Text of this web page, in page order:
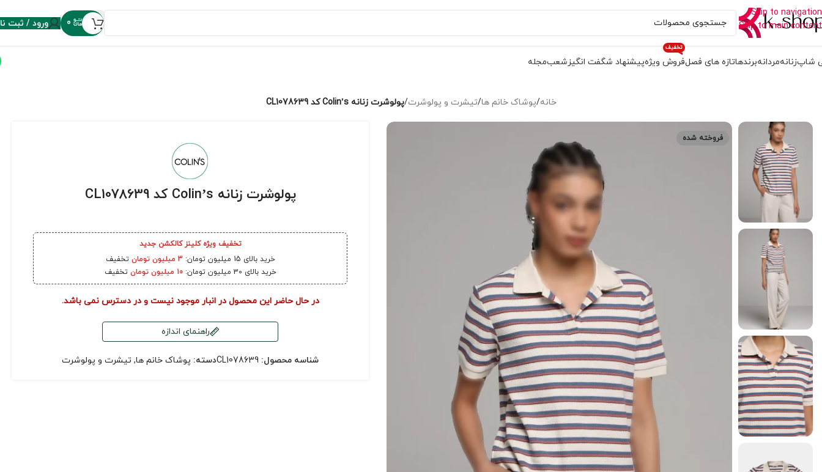
Skip to navigation
Skip to main content
0 ورود / ثبت
شاپزنانهمردانهبرندهاتازه های فصلفروش ویژه
تخفیف
پیشنهاد شگفت انگیز شعبمجله
خانه/پوشاک خانم ها/تیشرت و پولوشرت/پولوشرت زنانه Colin’s کد CL1078639
فروخته شده
پولوشرت زنانه Colin’s کد CL1078639
تخفیف ویژه کلینز کالکشن جدید
خرید بالای 15 میلیون تومان:
3 میلیون تومان
تخفیف
خرید بالای 30 میلیون تومان:
10 میلیون تومان تخفیف
در حال حاضر این محصول در انبار موجود نیست و در دسترس نمی باشد.
راهنمای اندازه
شناسه محصول: CL1078639دسته: پوشاک خانم ها, تیشرت و پولوشرت